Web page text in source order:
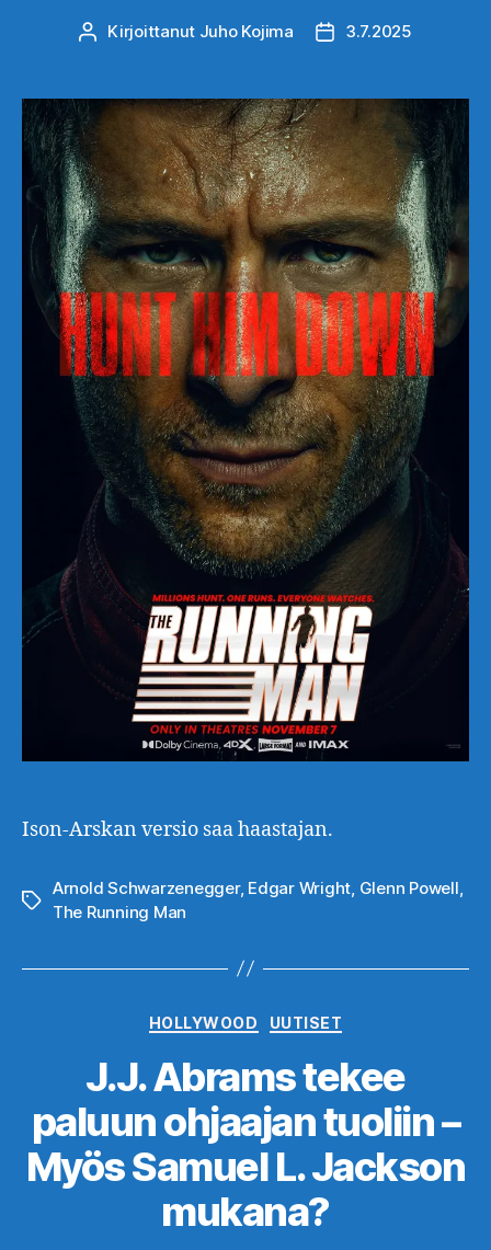
Kirjoittaja
Kirjoittanut Juho Kojima Julkaisupäivämäärä
3.7.2025
Ison-Arskan versio saa haastajan.
Avainsanat
Arnold Schwarzenegger, Edgar Wright Glenn Powell
The Running Man
Kategoriat
HOLLYWOOD UUTISET
J.J. Abrams tekee
paluun ohjaajan tuoliin –
Myös Samuel L. Jackson
mukana?